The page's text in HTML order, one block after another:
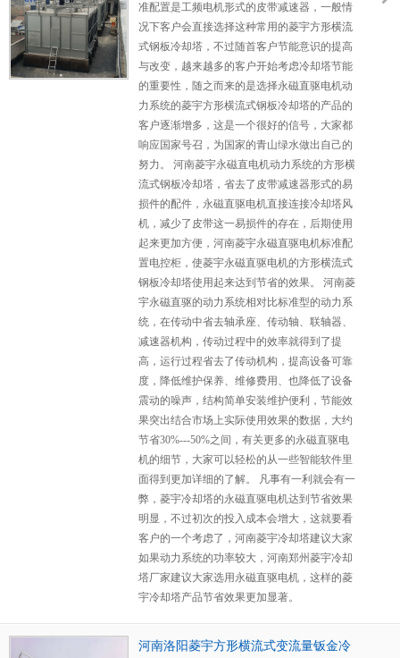
准配置是工频电机形式的皮带减速器，一般情
况下客户会直接选择这种常用的菱宇方形横流
式钢板冷却塔，不过随首客户节能意识的提高
与改变，越来越多的客户开始考虑冷却塔节能
的重要性，随之而来的是选择永磁直驱电机动
力系统的菱宇方形横流式钢板冷却塔的产品的
客户逐渐增多，这是一个很好的信号，大家都
响应国家号召，为国家的青山绿水做出自己的
努力。 河南菱宇永磁直电机动力系统的方形横
流式钢板冷却塔，省去了皮带减速器形式的易
损件的配件，永磁直驱电机直接连接冷却塔风
机，减少了皮带这一易损件的存在，后期使用
起来更加方便，河南菱宇永磁直驱电机标准配
置电控柜，使菱宇永磁直驱电机的方形横流式
钢板冷却塔使用起来达到节省的效果。 河南菱
宇永磁直驱的动力系统相对比标准型的动力系
统，在传动中省去轴承座、传动轴、联轴器、
减速器机构，传动过程中的效率就得到了提
高，运行过程省去了传动机构，提高设备可靠
度，降低维护保养、维修费用、也降低了设备
震动的噪声，结构简单安装维护便利，节能效
果突出结合市场上实际使用效果的数据，大约
节省30%---50%之间，有关更多的永磁直驱电
机的细节，大家可以轻松的从一些智能软件里
面得到更加详细的了解。 凡事有一利就会有一
弊，菱宇冷却塔的永磁直驱电机达到节省效果
明显，不过初次的投入成本会增大，这就要看
客户的一个考虑了，河南菱宇冷却塔建议大家
如果动力系统的功率较大，河南郑州菱宇冷却
塔厂家建议大家选用永磁直驱电机，这样的菱
宇冷却塔产品节省效果更加显著。
河南洛阳菱宇方形横流式变流量钣金冷